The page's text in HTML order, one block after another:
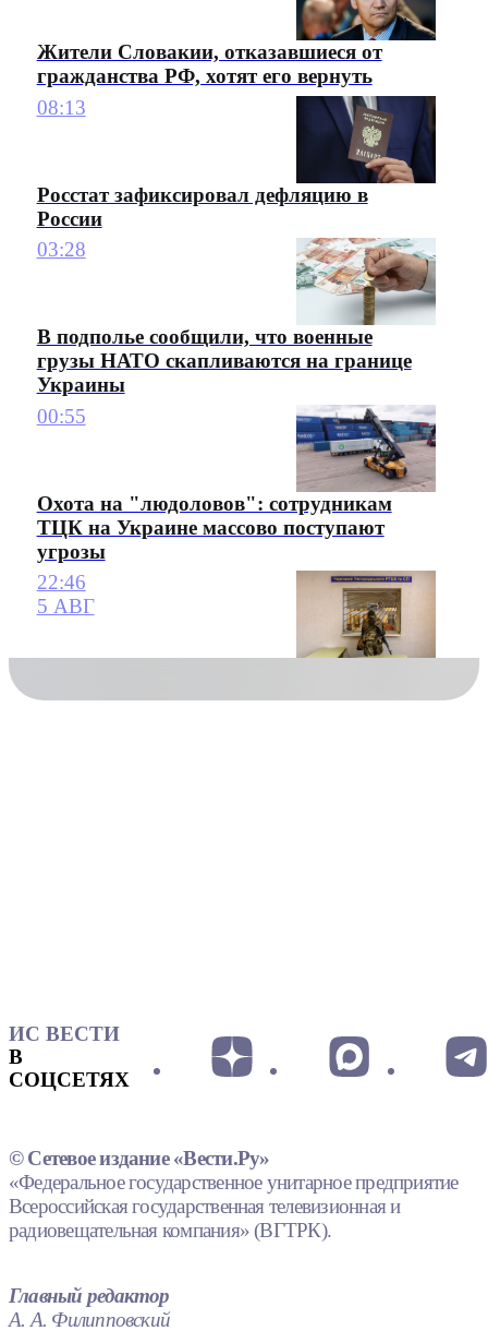
Жители Словакии, отказавшиеся от
гражданства РФ, хотят его вернуть
08:13
Росстат зафиксировал дефляцию в
России
03:28
В подполье сообщили, что военные
грузы НАТО скапливаются на границе
Украины
00:55
Охота на "людоловов": сотрудникам
ТЦК на Украине массово поступают
угрозы
22:46
5 АВГ
ИС ВЕСТИ
В
СОЦСЕТЯХ
© Сетевое издание «Вести.Ру»
«Федеральное государственное унитарное предприятие
Всероссийская государственная телевизионная и
радиовещательная компания» (ВГТРК).
Главный редактор
А. А. Филипповский